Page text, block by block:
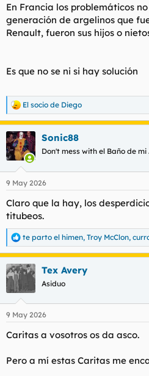
En Francia los problemáticos
generación de argelinos que
Renault, fueron sus hijos o
Es que no se ni si hay solución
R
e
a
c
c
i
e
:
El socio de Diego
Sonic88
Don't mess with el Baño de mi
9 May 2026
Claro que la hay, los
titubeos.
R
e
a
c
c
i
e
:
te parto el himen, Troy McClon,
Tex Avery
Asiduo
9 May 2026
Caritas a vosotros os da asco.
Pero a mí estas Caritas me